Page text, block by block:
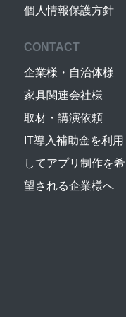
個人情報保護方針
CONTACT
企業様・自治体様
家具関連会社様
取材・講演依頼
IT導入補助金を利用
してアプリ制作を希
望される企業様へ